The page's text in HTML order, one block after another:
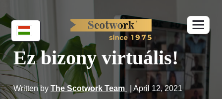
Ez bizony virtuális!
Written by The Scotwork Team | April 12, 2021